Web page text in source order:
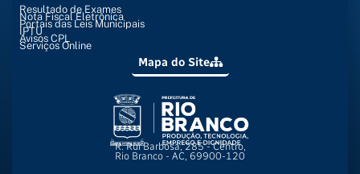
Resultado de Exames
Nota Fiscal Eletrônica
Portais das Leis Municipais
IPTU
Avisos CPL
Serviços Online
Mapa do Site
R. Rui Barbosa, 285 - Centro,
Rio Branco - AC, 69900-120